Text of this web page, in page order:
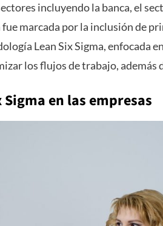
incluyendo la banca, el
marcada por la inclusión de
Lean Six Sigma, enfocada
los flujos de trabajo, además
en las empresas